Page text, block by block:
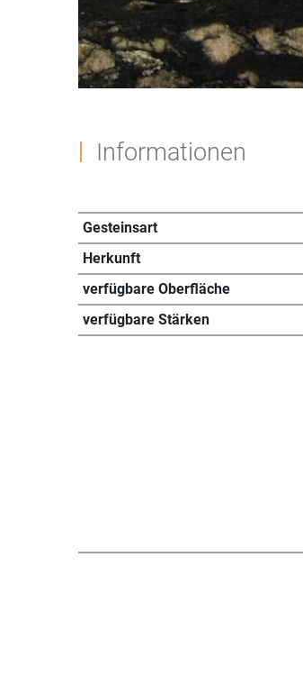
Informationen
Gesteinsart
Herkunft
verfügbare Oberfläche
verfügbare Stärken